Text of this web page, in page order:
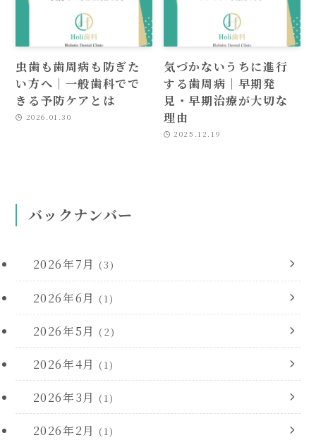
虫歯も歯周病も防ぎた
い方へ｜一般歯科でで
きる予防ケアとは
2026.01.30
気づかないうちに進行
する歯周病｜早期発
見・早期治療が大切な
理由
2025.12.19
バックナンバー
2026年7月 (3)
2026年6月 (1)
2026年5月 (2)
2026年4月 (1)
2026年3月 (1)
2026年2月 (1)